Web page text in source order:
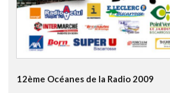
12ème Océanes de la Radio 2009